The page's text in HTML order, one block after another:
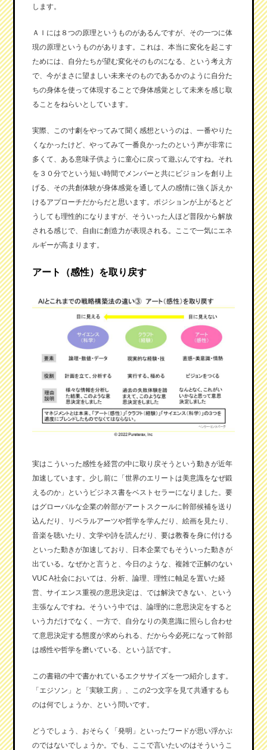
します。
ＡＩには８つの原理というものがあるんですが、その一つに体
現の原理というものがあります。これは、本当に変化を起こす
ためには、自分たちが望む変化そのものになる、という考え方
で、今がまさに望ましい未来そのものであるかのように自分た
ちの身体を使って体現することで身体感覚として未来を感じ取
ることをねらいとしています。
実際、この寸劇をやってみて聞く感想というのは、一番やりた
くなかったけど、やってみて一番良かったのという声が非常に
多くて、ある意味子供ように童心に戻って遊ぶんですね。それ
を３０分でという短い時間でメンバーと共にビジョンを創り上
げる、その共創体験が身体感覚を通して人の感情に強く訴えか
けるアプローチだからだと思います。ポジションが上がるとど
うしても理性的になりますが、そういった人ほど普段から解放
される感じで、自由に創造力が表現される。ここで一気にエネ
ルギーが高まります。
アート（感性）を取り戻す
実はこういった感性を経営の中に取り戻そうという動きが近年
加速しています。少し前に「世界のエリートは美意識をなぜ鍛
えるのか」というビジネス書をベストセラーになりました。要
はグローバルな企業の幹部がアートスクールに幹部候補を送り
込んだり、リベラルアーツや哲学を学んだり、絵画を見たり、
音楽を聴いたり、文学や詩を読んだり、要は教養を身に付ける
といった動きが加速しており、日本企業でもそういった動きが
出ている。なぜかと言うと、今日のような、複雑で正解のない
VUC A社会においては、分析、論理、理性に軸足を置いた経
営、サイエンス重視の意思決定は、では解決できない、という
主張なんですね。そういう中では、論理的に意思決定をすると
いう力だけでなく、一方で、自分なりの美意識に照らし合わせ
て意思決定する態度が求められる、だから今必死になって幹部
は感性や哲学を磨いている、という話です。
この書籍の中で書かれているエクササイズを一つ紹介します。
「エジソン」と「実験工房」、この2つ文字を見て共通するも
のは何でしょうか、という問いです。
どうでしょう、おそらく「発明」といったワードが思い浮かぶ
のではないでしょうか。でも、ここで言いたいのはそういうこ